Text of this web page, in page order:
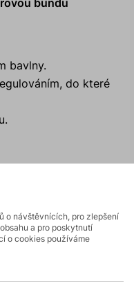
bundu
bavlny.
do které
o návštěvnících, pro zlepšení
a pro poskytnutí
o cookies používáme